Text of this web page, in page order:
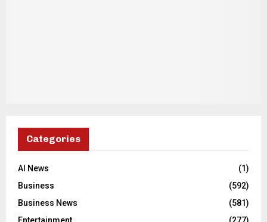
Categories
AI News
(1)
Business
(592)
Business News
(581)
Entertainment
(277)